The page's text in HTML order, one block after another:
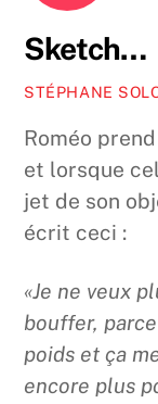
Sketch…
STÉPHANE
Roméo
et lorsque
jet de son
écrit ceci :
«Je ne veux
bouffer,
poids et ça
encore plus